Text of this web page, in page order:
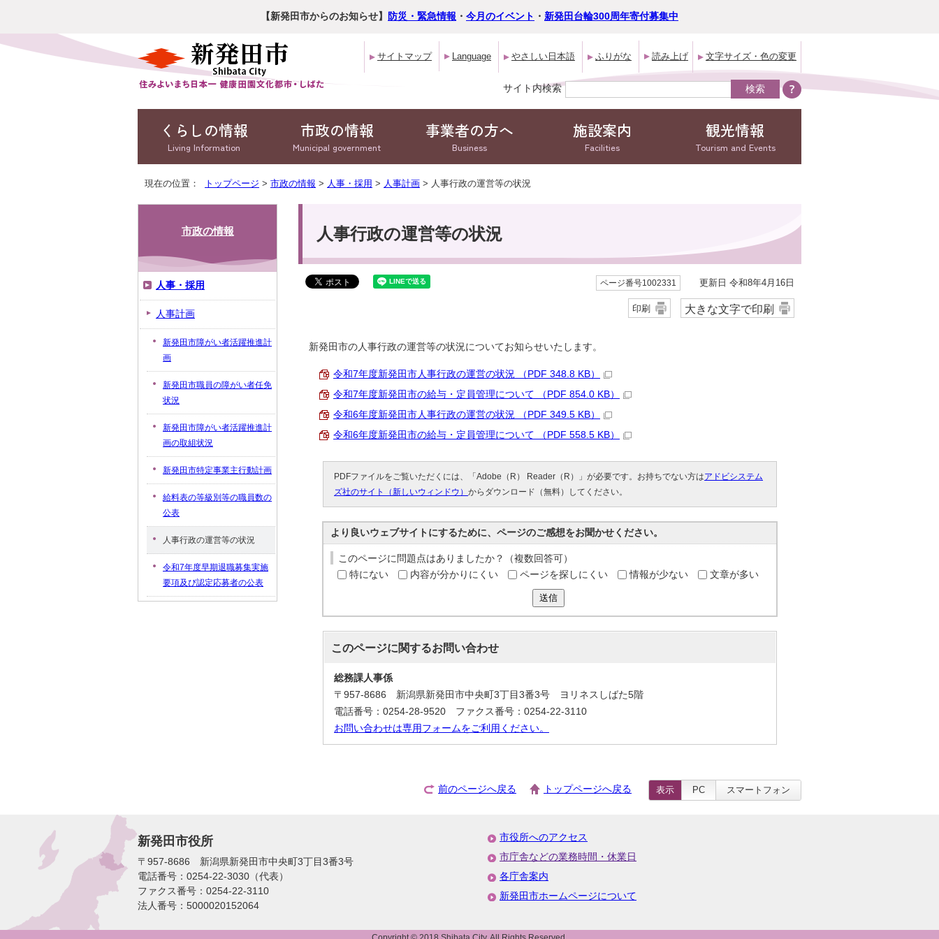
【新発田市からのお知らせ】 防災・緊急情報 ・ 今月のイベント ・ 新発田台輪300周年寄付募集中
サイトマップ Language やさしい日本語 ふりがな 読み上げ 文字サイズ・色の変更
サイト内検索
くらしの情報
Living Information
市政の情報
Municipal government
事業者の方へ
Business
施設案内
Facilities
観光情報
Tourism and Events
現在の位置： トップページ > 市政の情報 > 人事・採用 > 人事計画 > 人事行政の運営等の状況
人事行政の運営等の状況
ページ番号1002331 更新日 令和8年4月16日
印刷 大きな文字で印刷
新発田市の人事行政の運営等の状況についてお知らせいたします。
令和7年度新発田市人事行政の運営の状況 （PDF 348.8 KB）
令和7年度新発田市の給与・定員管理について （PDF 854.0 KB）
令和6年度新発田市人事行政の運営の状況 （PDF 349.5 KB）
令和6年度新発田市の給与・定員管理について （PDF 558.5 KB）
PDFファイルをご覧いただくには、「Adobe（R） Reader（R）」が必要です。お持ちでない方はアドビシステム
ズ社のサイト（新しいウィンドウ） からダウンロード（無料）してください。
より良いウェブサイトにするために、ページのご感想をお聞かせください。
このページに問題点はありましたか？（複数回答可）
特にない
内容が分かりにくい ページを探しにくい 情報が少ない 文章が多い
送信
このページに関するお問い合わせ
総務課人事係
〒957-8686 新潟県新発田市中央町3丁目3番3号 ヨリネスしばた5階
電話番号：0254-28-9520 ファクス番号：0254-22-3110
お問い合わせは専用フォームをご利用ください。
市政の情報
人事・採用
人事計画
新発田市障がい者活躍推進計
画
新発田市職員の障がい者任免
状況
新発田市障がい者活躍推進計
画の取組状況
新発田市特定事業主行動計画
給料表の等級別等の職員数の
公表
人事行政の運営等の状況
令和7年度早期退職募集実施
要項及び認定応募者の公表
前のページへ戻る トップページへ戻る 表示 PC スマートフォン
新発田市役所
〒957-8686 新潟県新発田市中央町3丁目3番3号
電話番号：0254-22-3030（代表）
ファクス番号：0254-22-3110
法人番号：5000020152064
市役所へのアクセス
市庁舎などの業務時間・休業日
各庁舎案内
新発田市ホームページについて